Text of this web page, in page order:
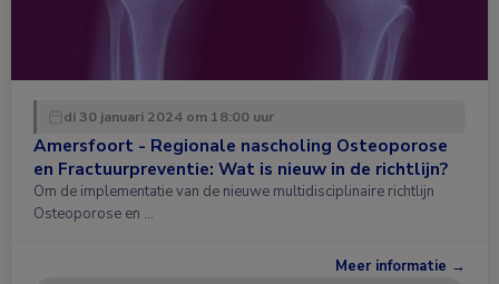
di 30 januari 2024 om 18:00 uur
Amersfoort - Regionale nascholing Osteoporose
en Fractuurpreventie: Wat is nieuw in de richtlijn?
Om de implementatie van de nieuwe multidisciplinaire richtlijn
Osteoporose en …
Meer informatie →